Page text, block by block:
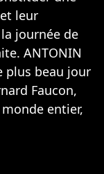
leur
journée de
ANTONIN
plus beau jour
Faucon,
entier,